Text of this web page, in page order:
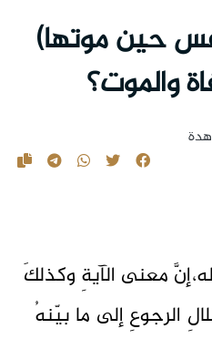
حين موتها)
والموت؟
معنى الآيةِ وكذلكَ
الرجوعِ إلى ما بيّنهُ